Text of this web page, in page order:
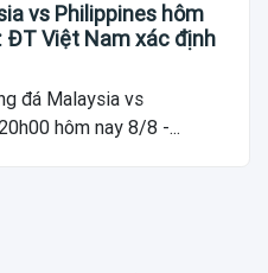
vs Philippines hôm
ĐT Việt Nam xác định
đá Malaysia vs
hôm nay 8/8 -...